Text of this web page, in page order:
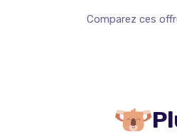
Comparez ces